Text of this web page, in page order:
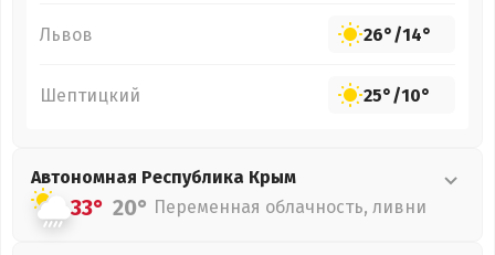
Львов 26°/14°
Шептицкий 25°/10°
Автономная Республика Крым
33° 20° Переменная облачность, ливни